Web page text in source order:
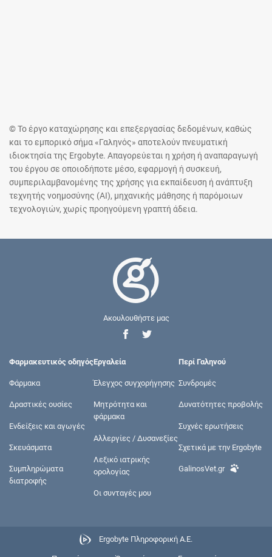
© Το έργο καταχώρησης και επεξεργασίας δεδομένων, καθώς
και το εμπορικό σήμα «Γαληνός» αποτελούν πνευματική
ιδιοκτησία της Ergobyte. Απαγορεύεται η χρήση ή αναπαραγωγή
του έργου σε οποιοδήποτε μέσο, εφαρμογή ή συσκευή,
συμπεριλαμβανομένης της χρήσης για εκπαίδευση ή ανάπτυξη
τεχνητής νοημοσύνης (AI), μηχανικής μάθησης ή παρόμοιων
τεχνολογιών, χωρίς προηγούμενη γραπτή άδεια.
Ακουλουθήστε μας
Φαρμακευτικός οδηγός
Φάρμακα
Δραστικές ουσίες
Ενδείξεις και αγωγές
Σκευάσματα
Συμπληρώματα
διατροφής
Εργαλεία
Έλεγχος συγχορήγησης
Μητρότητα και
φάρμακα
Αλλεργίες / Δυσανεξίες
Λεξικό ιατρικής
ορολογίας
Οι συνταγές μου
Περί Γαληνού
Συνδρομές
Δυνατότητες προβολής
Συχνές ερωτήσεις
Σχετικά με την Ergobyte
GalinosVet.gr
Ergobyte Πληροφορική Α.Ε.